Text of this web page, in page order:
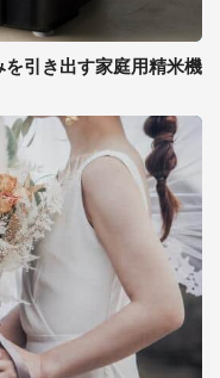
引き出す家庭用精米機